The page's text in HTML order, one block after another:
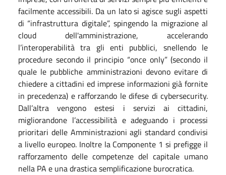
facilmente accessibili. Da un lato si agisce sugli aspetti
di “infrastruttura digitale”, spingendo la migrazione al
cloud dell'amministrazione, accelerando
l’interoperabilità tra gli enti pubblici, snellendo le
procedure secondo il principio “once only” (secondo il
quale le pubbliche amministrazioni devono evitare di
chiedere a cittadini ed imprese informazioni già fornite
in precedenza) e rafforzando le difese di cybersecurity.
Dall’altra vengono estesi i servizi ai cittadini,
migliorandone l’accessibilità e adeguando i processi
prioritari delle Amministrazioni agli standard condivisi
a livello europeo. Inoltre la Componente 1 si prefigge il
rafforzamento delle competenze del capitale umano
nella PA e una drastica semplificazione burocratica.